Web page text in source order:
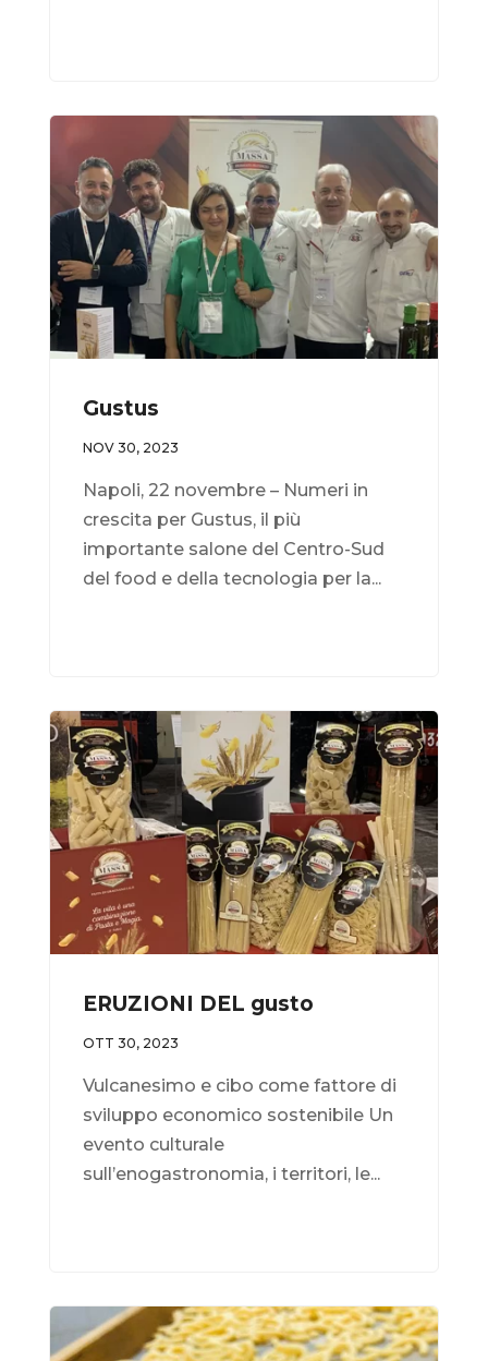
Gustus
NOV 30, 2023
Napoli, 22 novembre – Numeri in
crescita per Gustus, il più
importante salone del Centro-Sud
del food e della tecnologia per la...
ERUZIONI DEL gusto
OTT 30, 2023
Vulcanesimo e cibo come fattore di
sviluppo economico sostenibile Un
evento culturale
sull’enogastronomia, i territori, le...